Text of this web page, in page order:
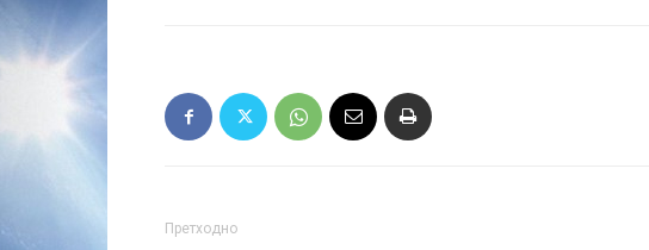
Претходно